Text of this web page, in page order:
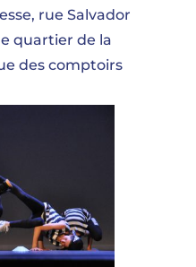
rue Salvador
quartier de la
des comptoirs